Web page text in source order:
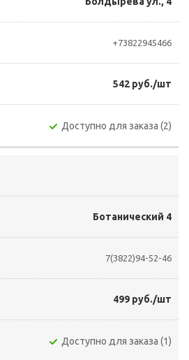
+73822945466
542 руб./шт
Доступно для заказа (2)
Ботанический 4
7(3822)94-52-46
499 руб./шт
Доступно для заказа (1)